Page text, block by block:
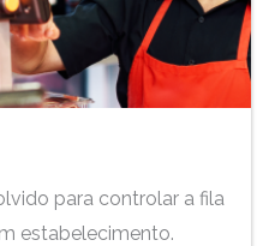
para controlar a fila
estabelecimento.